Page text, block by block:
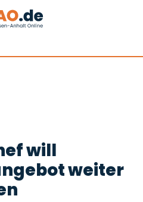
will
weiter